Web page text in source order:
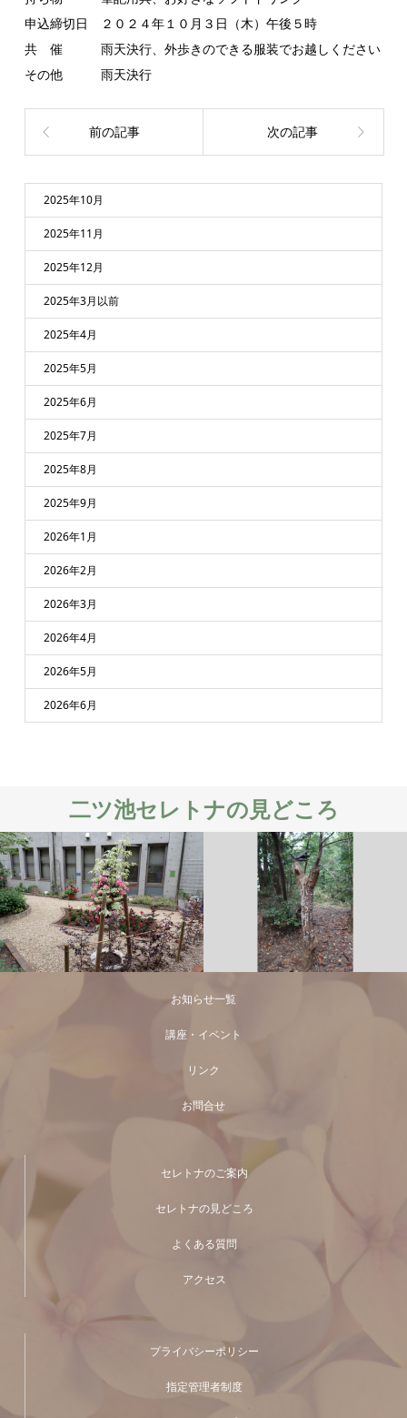
申込締切日 ２０２４年１０月３日（木）午後５時
共 催 雨天決行、外歩きのできる服装でお越しください
その他 雨天決行
前の記事 次の記事
2025年10月
2025年11月
2025年12月
2025年3月以前
2025年4月
2025年5月
2025年6月
2025年7月
2025年8月
2025年9月
2026年1月
2026年2月
2026年3月
2026年4月
2026年5月
2026年6月
二ツ池セレトナの見どころ
お知らせ一覧
講座・イベント
リンク
お問合せ
セレトナのご案内
セレトナの見どころ
よくある質問
アクセス
プライバシーポリシー
指定管理者制度